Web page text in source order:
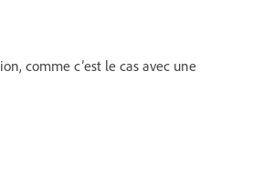
comme c’est le cas avec une